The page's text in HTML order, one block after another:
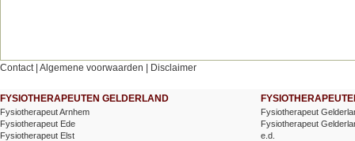
Contact| Algemene voorwaarden Disclaimer
FYSIOTHERAPEUTEN GELDERLAND
Fysiotherapeut Arnhem
Fysiotherapeut Ede
Fysiotherapeut Elst
Fysiotherapeut
Fysiotherapeut
e.d.